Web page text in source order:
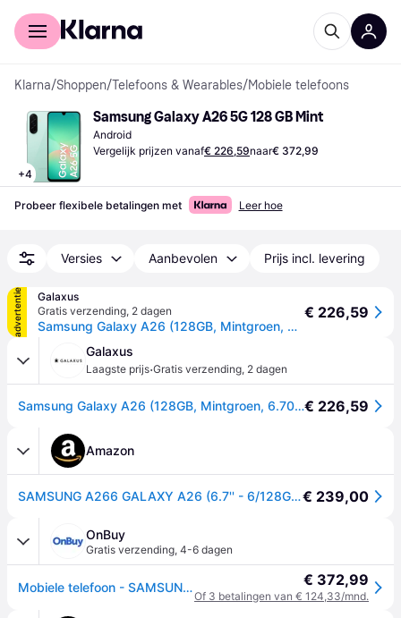
Voor shoppers
Klarna/Shoppen/Telefoons & Wearables/Mobiele telefoons
+4
Samsung Galaxy A26 5G 128 GB Mint
Android
Vergelijk prijzen vanaf€ 226,59naar€ 372,99
Probeer flexibele betalingen met Leer hoe
Versies Aanbevolen Prijs incl. levering
advertentie
Galaxus
Gratis verzending, 2 dagen
Samsung Galaxy A26 (128GB, Mintgroen, 6.70", Dubbele SIM, 5G), Smartphone, Groen
€ 226,59
Galaxus
Laagste prijs·Gratis verzending, 2 dagen
Samsung Galaxy A26 (128GB, Mintgroen, 6.70", Dubbele SIM, 5G), Smartphone, Groen€ 226,59
Amazon
SAMSUNG A266 GALAXY A26 (6.7'' - 6/128GB) GREEN - Italiaanse, Hongaarse, Poolse, Roemeense, Oostenrijkse en Zwitserse versies€ 239,00
OnBuy
Gratis verzending, 4-6 dagen
Mobiele telefoon - SAMSUNG - Galaxy A26 5G - 6 GB RAM - 128 GB - Groen (Mint) - Dubbele SIM € 372,99
Of 3 betalingen van € 124,33/mnd.